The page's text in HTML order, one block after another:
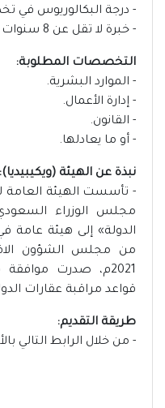
- درجة البكالوريوس في
- خبرة لا تقل عن 8 سنوات في مجال ذات صلة.
التخصصات المطلوبة:
- الموارد البشرية.
- إدارة الأعمال.
- القانون.
- أو ما يعادلها.
نبذة عن الهيئة (ويكيبيديا):
- تأسست الهيئة العامة
مجلس الوزراء
2021م، صدرت
قواعد مراقبة عقارات
طريقة التقديم:
- من خلال الرابط التالي